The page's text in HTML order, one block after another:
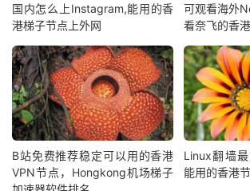
国内怎么上Instagram,能用的香
港梯子节点上外网
可观看海外
看奈飞的香
B站免费推荐稳定可以用的香港
VPN节点，Hongkong机场梯子
Linux翻墙
能用的香港